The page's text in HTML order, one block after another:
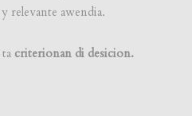
relevante awendia.
criterionan di desicion.